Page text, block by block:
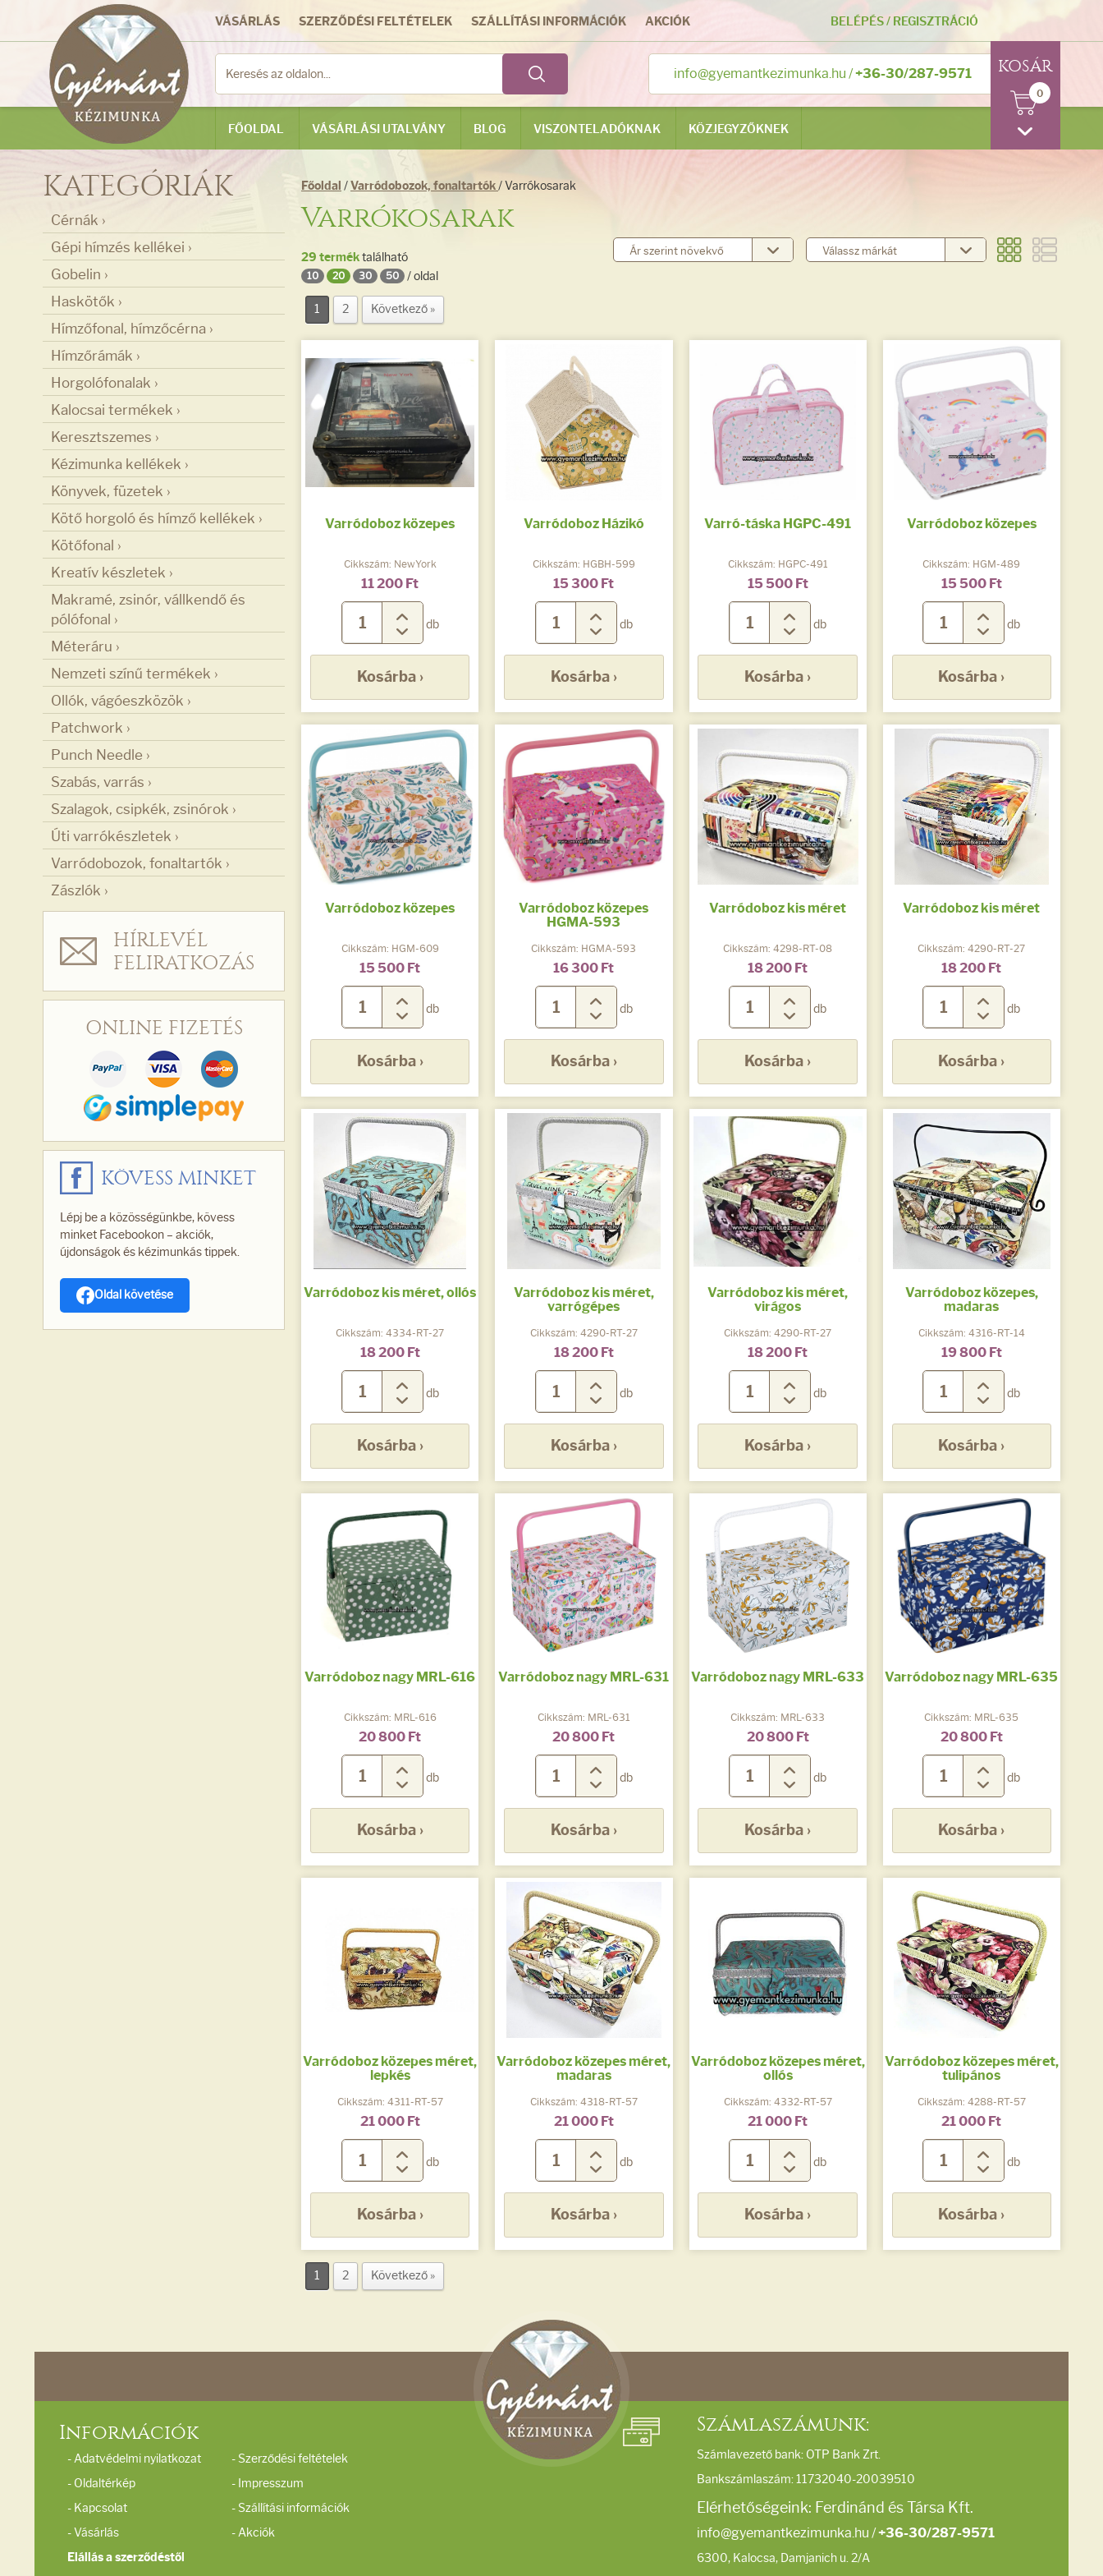
VÁSÁRLÁS SZERZŐDÉSI FELTÉTELEK SZÁLLÍTÁSI INFORMÁCIÓK AKCIÓK
info@gyemantkezimunka.hu /+36-30/287-9571
BELÉPÉS/ REGISZTRÁCIÓ
KOSÁR
0
FŐOLDAL VÁSÁRLÁSI UTALVÁNY BLOG VISZONTELADÓKNAK KÖZJEGYZŐKNEK
KATEGÓRIÁK
Cérnák ›
Gépi hímzés kellékei ›
Gobelin ›
Haskötők ›
Hímzőfonal, hímzőcérna ›
Hímzőrámák ›
Horgolófonalak ›
Kalocsai termékek ›
Keresztszemes ›
Kézimunka kellékek ›
Könyvek, füzetek ›
Kötő horgoló és hímző kellékek ›
Kötőfonal ›
Kreatív készletek ›
Makramé, zsinór, vállkendő és
pólófonal ›
Méteráru ›
Nemzeti színű termékek ›
Ollók, vágóeszközök ›
Patchwork ›
Punch Needle ›
Szabás, varrás ›
Szalagok, csipkék, zsinórok ›
Úti varrókészletek ›
Varródobozok, fonaltartók ›
Zászlók ›
HÍRLEVÉL
FELIRATKOZÁS
ONLINE FIZETÉS
KÖVESS MINKET
Lépj be a közösségünkbe, kövess
minket Facebookon – akciók,
újdonságok és kézimunkás tippek.
Oldal követése
Főoldal /Varródobozok, fonaltartók/ Varrókosarak
Varrókosarak
29 terméktalálható
10 20 30 50 / oldal
1 2 Következő »
Varródoboz közepes
Cikkszám: NewYork
11 200 Ft
db
Kosárba ›
Varródoboz Házikó
Cikkszám: HGBH-599
15 300 Ft
db
Kosárba ›
Varró-táska HGPC-491
Cikkszám: HGPC-491
15 500 Ft
db
Kosárba ›
Varródoboz közepes
Cikkszám: HGM-489
15 500 Ft
db
Kosárba ›
Varródoboz közepes
Cikkszám: HGM-609
15 500 Ft
db
Kosárba ›
Varródoboz közepes
HGMA-593
Cikkszám: HGMA-593
16 300 Ft
db
Kosárba ›
Varródoboz kis méret
Cikkszám: 4298-RT-08
18 200 Ft
db
Kosárba ›
Varródoboz kis méret
Cikkszám: 4290-RT-27
18 200 Ft
db
Kosárba ›
Varródoboz kis méret, ollós
Cikkszám: 4334-RT-27
18 200 Ft
db
Kosárba ›
Varródoboz kis méret,
varrógépes
Cikkszám: 4290-RT-27
18 200 Ft
db
Kosárba ›
Varródoboz kis méret,
virágos
Cikkszám: 4290-RT-27
18 200 Ft
db
Kosárba ›
Varródoboz közepes,
madaras
Cikkszám: 4316-RT-14
19 800 Ft
db
Kosárba ›
Varródoboz nagy MRL-616
Cikkszám: MRL-616
20 800 Ft
db
Kosárba ›
Varródoboz nagy MRL-631
Cikkszám: MRL-631
20 800 Ft
db
Kosárba ›
Varródoboz nagy MRL-633
Cikkszám: MRL-633
20 800 Ft
db
Kosárba ›
Varródoboz nagy MRL-635
Cikkszám: MRL-635
20 800 Ft
db
Kosárba ›
Varródoboz közepes méret,
lepkés
Cikkszám: 4311-RT-57
21 000 Ft
db
Kosárba ›
Varródoboz közepes méret,
madaras
Cikkszám: 4318-RT-57
21 000 Ft
db
Kosárba ›
Varródoboz közepes méret,
ollós
Cikkszám: 4332-RT-57
21 000 Ft
db
Kosárba ›
Varródoboz közepes méret,
tulipános
Cikkszám: 4288-RT-57
21 000 Ft
db
Kosárba ›
1 2 Következő »
Információk
- Adatvédelmi nyilatkozat
- Oldaltérkép
- Kapcsolat
- Vásárlás
Elállás a szerződéstől
- Szerződési feltételek
- Impresszum
- Szállítási információk
- Akciók
Számlaszámunk:
Számlavezető bank: OTP Bank Zrt.
Bankszámlaszám: 11732040-20039510
Elérhetőségeink: Ferdinánd és Társa Kft.
info@gyemantkezimunka.hu /+36-30/287-9571
6300, Kalocsa, Damjanich u. 2/A